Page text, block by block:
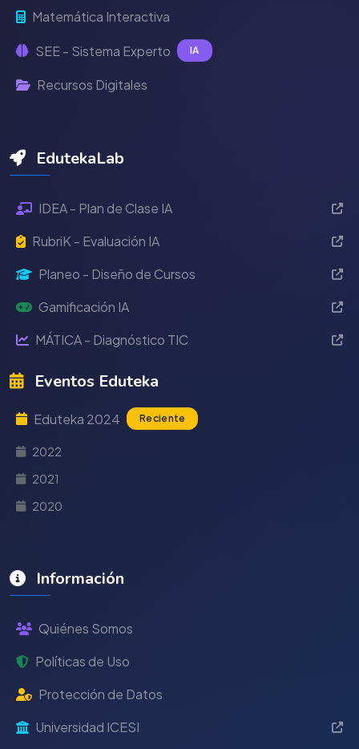
Matemática Interactiva
SEE - Sistema Experto IA
Recursos Digitales
EdutekaLab
IDEA - Plan de Clase IA
RubriK - Evaluación IA
Planeo - Diseño de Cursos
Gamificación IA
MÁTICA - Diagnóstico TIC
Eventos Eduteka
Eduteka 2024 Reciente
2022
2021
2020
Información
Quiénes Somos
Políticas de Uso
Protección de Datos
Universidad ICESI